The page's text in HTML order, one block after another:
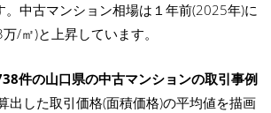
。中古マンション相場は１年前(2025年)に
/㎡)と上昇しています。
件の山口県の中古マンションの取引事例
出した取引価格(面積価格)の平均値を描画